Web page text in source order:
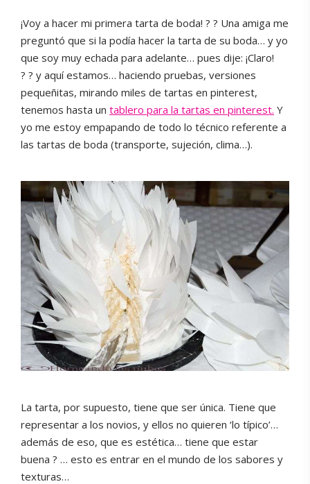
¡Voy a hacer mi primera tarta de boda! ? ? Una amiga me
preguntó que si la podía hacer la tarta de su boda… y yo
que soy muy echada para adelante… pues dije: ¡Claro!
? ? y aquí estamos… haciendo pruebas, versiones
pequeñitas, mirando miles de tartas en pinterest,
tenemos hasta un tablero para la tartas en pinterest. Y
yo me estoy empapando de todo lo técnico referente a
las tartas de boda (transporte, sujeción, clima…).
La tarta, por supuesto, tiene que ser única. Tiene que
representar a los novios, y ellos no quieren ‘lo típico’…
además de eso, que es estética… tiene que estar
buena ? … esto es entrar en el mundo de los sabores y
texturas…